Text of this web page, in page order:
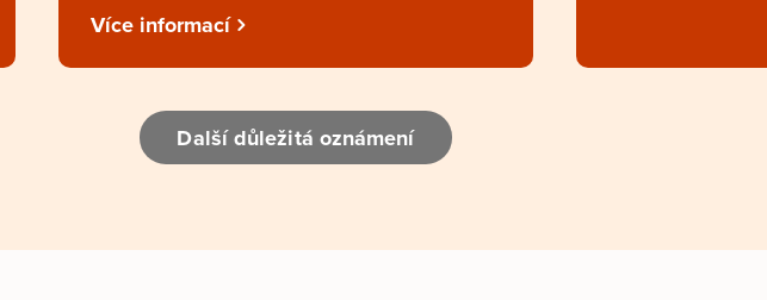
Více informací
Další důležitá oznámení